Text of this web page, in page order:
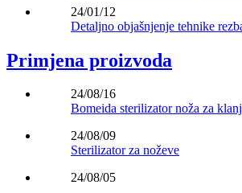
24/01/12
Detaljno objašnjenje tehnike
Primjena proizvoda
24/08/16
Bomeida sterilizator noža za
24/08/09
Sterilizator za noževe
24/08/05